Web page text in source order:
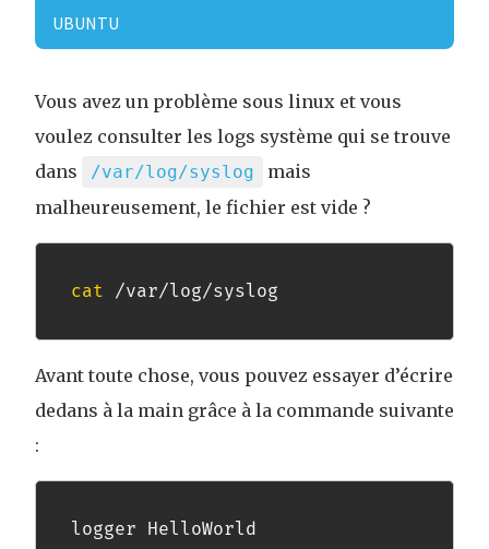
UBUNTU
Vous avez un problème sous linux et vous
voulez consulter les logs système qui se trouve
dans
/var/log/syslog
mais
malheureusement, le fichier est vide ?
cat /var/log/syslog
Avant toute chose, vous pouvez essayer d’écrire
dedans à la main grâce à la commande suivante
:
logger HelloWorld